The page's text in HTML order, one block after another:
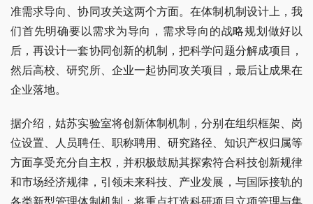
准需求导向、协同攻关这两个方面。在体制机制设计上，我
们首先明确要以需求为导向，需求导向的战略规划做好以
后，再设计一套协同创新的机制，把科学问题分解成项目，
然后高校、研究所、企业一起协同攻关项目，最后让成果在
企业落地。
据介绍，姑苏实验室将创新体制机制，分别在组织框架、岗
位设置、人员聘任、职称聘用、研究路径、知识产权归属等
方面享受充分自主权，并积极鼓励其探索符合科技创新规律
和市场经济规律，引领未来科技、产业发展，与国际接轨的